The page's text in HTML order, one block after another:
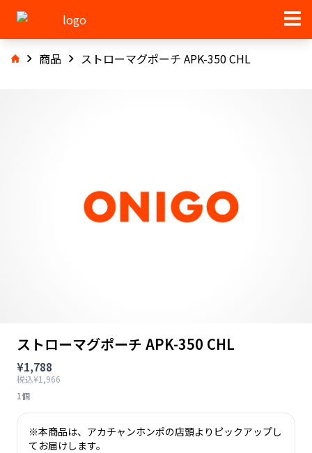
商品 ストローマグポーチ APK-350 CHL
ストローマグポーチ APK-350 CHL
¥1,788
税込¥1,966
1個
※本商品は、アカチャンホンポの店頭よりピックアップし
てお届けします。